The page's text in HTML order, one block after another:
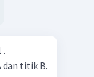
.
A dan titik B.